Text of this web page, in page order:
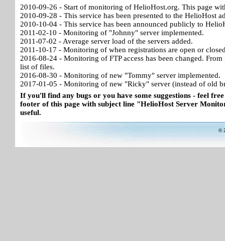
2010-09-26 - Start of monitoring of HelioHost.org. This page
2010-09-28 - This service has been presented to the HelioHost
2010-10-04 - This service has been announced publicly to
2011-02-10 - Monitoring of "Johnny" server implemented.
2011-07-02 - Average server load of the servers added.
2011-10-17 - Monitoring of when registrations are open or
2016-08-24 - Monitoring of FTP access has been changed.
list of files.
2016-08-30 - Monitoring of new "Tommy" server implemented.
2017-01-05 - Monitoring of new "Ricky" server (instead of old
If you'll find any bugs or you have some suggestions - feel
footer of this page with subject line "HelioHost Server
useful.
©